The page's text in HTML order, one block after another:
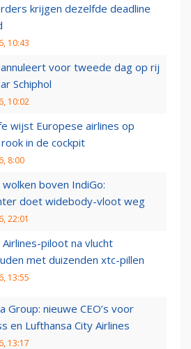
krijgen dezelfde deadline
10:43
voor tweede dag op rij
Schiphol
10:02
wijst Europese airlines op
in de cockpit
8:00
boven IndiGo:
doet widebody-vloot weg
22:01
Airlines-piloot na vlucht
met duizenden xtc-pillen
13:55
Group: nieuwe CEO’s voor
en Lufthansa City Airlines
13:17